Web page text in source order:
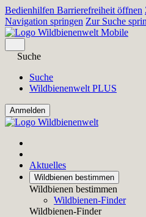
Bedienhilfen Barrierefreiheit öffnen
Navigation springen Zur Suche
Suche
Suche
Wildbienenwelt PLUS
Aktuelles
Wildbienen bestimmen
Wildbienen bestimmen
Wildbienen-Finder
Wildbienen-Finder